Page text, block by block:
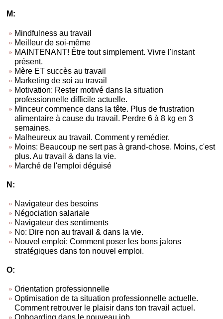
M:
Mindfulness au travail
Meilleur de soi-même
MAINTENANT! Être tout simplement. Vivre l'instant
présent.
Mère ET succès au travail
Marketing de soi au travail
Motivation: Rester motivé dans la situation
professionnelle difficile actuelle.
Minceur commence dans la tête. Plus de frustration
alimentaire à cause du travail. Perdre 6 à 8 kg en 3
semaines.
Malheureux au travail. Comment y remédier.
Moins: Beaucoup ne sert pas à grand-chose. Moins, c'est
plus. Au travail & dans la vie.
Marché de l'emploi déguisé
N:
Navigateur des besoins
Négociation salariale
Navigateur des sentiments
No: Dire non au travail & dans la vie.
Nouvel emploi: Comment poser les bons jalons
stratégiques dans ton nouvel emploi.
O:
Orientation professionnelle
Optimisation de ta situation professionnelle actuelle.
Comment retrouver le plaisir dans ton travail actuel.